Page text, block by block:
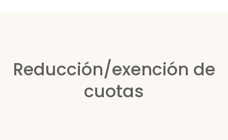
Reducción/exención de
cuotas